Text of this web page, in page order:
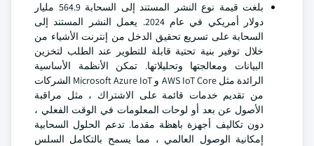
بلغت قيمة نوع النشر المستند إلى السحابة 564.9 مليار
دولار أمريكي في عام 2024. يعمل النشر المستند إلى
السحابة على تسريع تحقيق الدخل من إنترنت الأشياء من
خلال توفير بنية تحتية قابلة للتطوير عند الطلب لتخزين
البيانات ومعالجتها وتحليلاتها. تمكن الأنظمة الأساسية
الرائدة مثل AWS IoT Core و Microsoft Azure IoT الشركات
من تقديم خدمات قائمة على الاشتراك ، مثل مراقبة
الأصول عن بعد أو لوحات المعلومات في الوقت الفعلي ،
دون تكاليف أجهزة باهظة مقدما. تدعم الحلول السحابية
إمكانية الوصول العالمي ، مما يسمح بالتكامل السلس